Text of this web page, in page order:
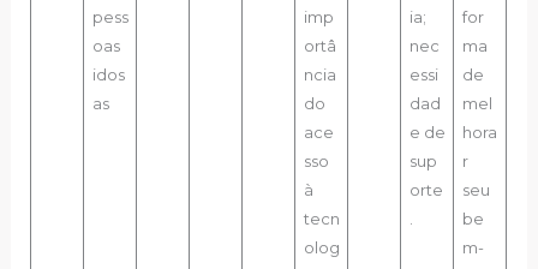
pess
oas
idos
as
imp
ortâ
ncia
do
ace
sso
à
tecn
olog
ia;
nec
essi
dad
e de
sup
orte
.
for
ma
de
mel
hora
r
seu
be
m-